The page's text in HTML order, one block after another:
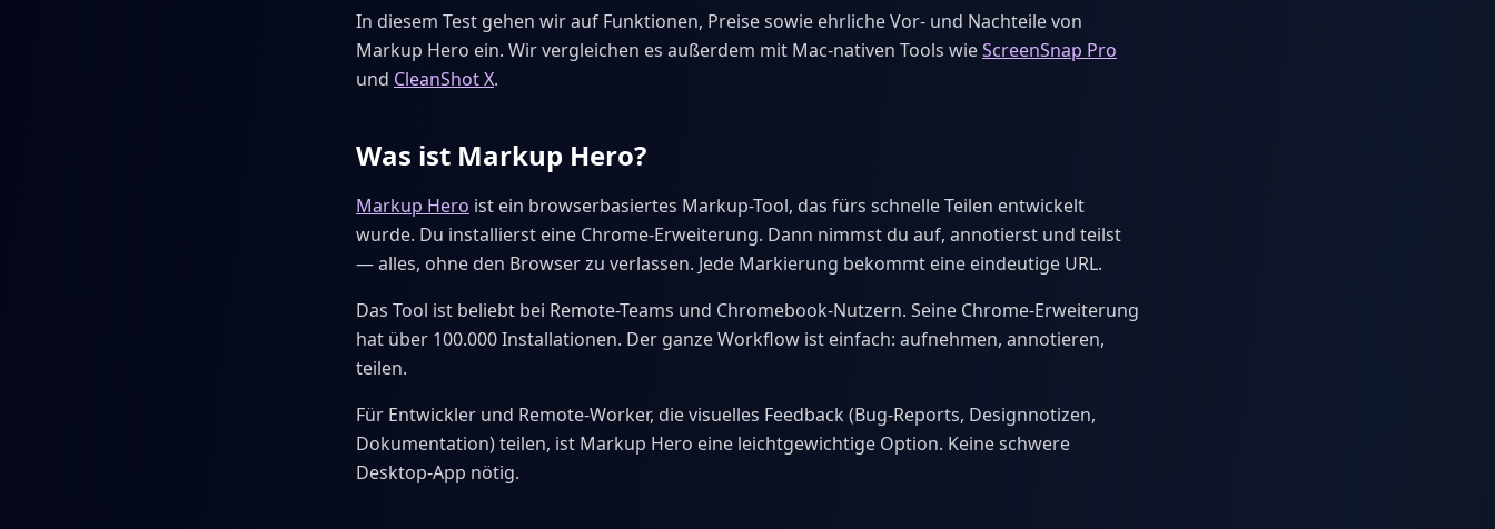
In diesem Test gehen wir auf Funktionen, Preise sowie ehrliche Vor- und Nachteile von
Markup Hero ein. Wir vergleichen es außerdem mit Mac-nativen Tools wieScreenSnap Pro
und CleanShot X.
Was ist Markup Hero?
Markup Hero ist ein browserbasiertes Markup-Tool, das fürs schnelle Teilen entwickelt
wurde. Du installierst eine Chrome-Erweiterung. Dann nimmst du auf, annotierst und teilst
— alles, ohne den Browser zu verlassen. Jede Markierung bekommt eine eindeutige URL.
Das Tool ist beliebt bei Remote-Teams und Chromebook-Nutzern. Seine Chrome-Erweiterung
hat über 100.000 Installationen. Der ganze Workflow ist einfach: aufnehmen, annotieren,
teilen.
Für Entwickler und Remote-Worker, die visuelles Feedback (Bug-Reports, Designnotizen,
Dokumentation) teilen, ist Markup Hero eine leichtgewichtige Option. Keine schwere
Desktop-App nötig.